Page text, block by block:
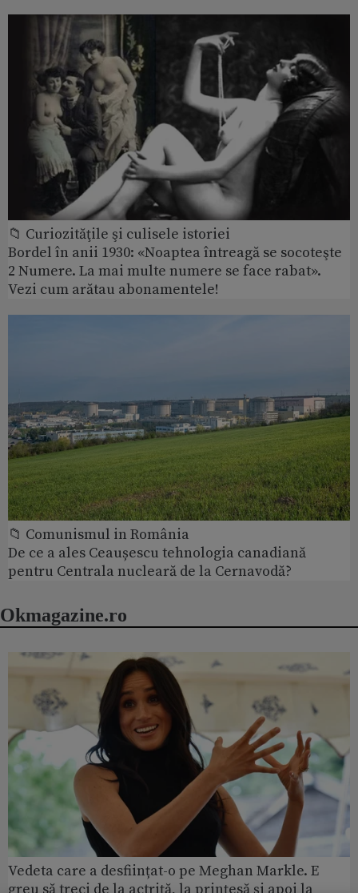
📁 Curiozităţile şi culisele istoriei
Bordel în anii 1930: «Noaptea întreagă se socoteşte
2 Numere. La mai multe numere se face rabat».
Vezi cum arătau abonamentele!
📁 Comunismul in România
De ce a ales Ceaușescu tehnologia canadiană
pentru Centrala nucleară de la Cernavodă?
Okmagazine.ro
Vedeta care a desființat-o pe Meghan Markle. E